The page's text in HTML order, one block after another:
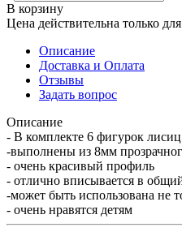
В корзину
Цена действительна только
Описание
Доставка и Оплата
Отзывы
Задать вопрос
Описание
- В комплекте 6 фигурок лисиц
-выполнены из 8мм
- очень красивый профиль
- отлично вписывается в
-может быть использована не
- очень нравятся детям